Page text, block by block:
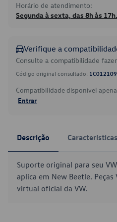
Horário de atendimento:
Segunda à sexta, das 8h às 17h.
Verifique a
Consulte a compatibilidade
Código original consultado:
Compatibilidade disponível
Entrar
Descrição Características
Suporte original para seu
aplica em New Beetle.
virtual oficial da VW.